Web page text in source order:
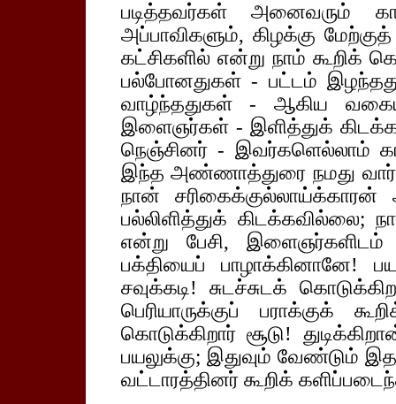
படித்தவர்கள் அனைவரும்
அப்பாவிகளும், கிழக்கு
கட்சிகளில் என்று நாம் கூறிக்
பல்போனதுகள் - பட்டம்
வாழ்ந்ததுகள் - ஆகிய
இளைஞர்கள் - இளித்துக் கிடக்க
நெஞ்சினர் - இவர்களெல்லாம்
இந்த அண்ணாத்துரை நமது
நான் சரிகைக்குல்லாய்க்காரன்
பல்லிளித்துக் கிடக்கவில்லை;
என்று பேசி,
பக்தியைப் பாழாக்கினானே!
சவுக்கடி! சுடச்சுடக்
பெரியாருக்குப் பராக்குக்
கொடுக்கிறார் சூடு!
பயலுக்கு; இதுவும் வேண்டும்
வட்டாரத்தினர் கூறிக்